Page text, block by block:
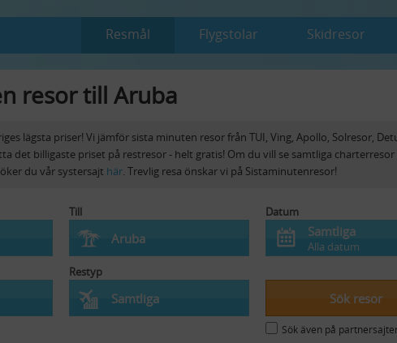
Resmål Flygstolar Skidresor
resor till Aruba
lägsta priser! Vi jämför sista minuten resor från TUI, Ving, Apollo, Solresor,
det billigaste priset på restresor - helt gratis! Om du vill se samtliga charterresor
du vår systersajt här. Trevlig resa önskar vi på Sistaminutenresor!
Till
Aruba
Datum
Samtliga
Alla datum
Restyp
Samtliga Sök resor
Sök även på